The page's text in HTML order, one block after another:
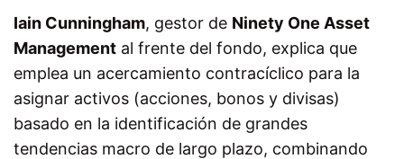
Iain Cunningham, gestor de Ninety One Asset
Management al frente del fondo, explica que
emplea un acercamiento contracíclico para la
asignar activos (acciones, bonos y divisas)
basado en la identificación de grandes
tendencias macro de largo plazo, combinando